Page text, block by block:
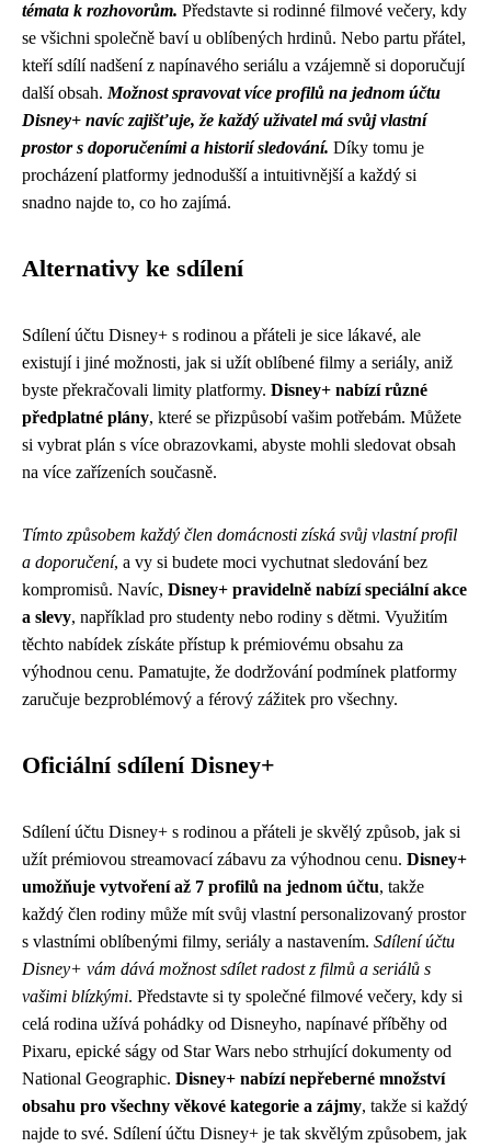
témata k rozhovorům. Představte si rodinné filmové večery, kdy
se všichni společně baví u oblíbených hrdinů. Nebo partu přátel,
kteří sdílí nadšení z napínavého seriálu a vzájemně si doporučují
další obsah. Možnost spravovat více profilů na jednom účtu
Disney+ navíc zajišťuje, že každý uživatel má svůj vlastní
prostor s doporučeními a historií sledování. Díky tomu je
procházení platformy jednodušší a intuitivnější a každý si
snadno najde to, co ho zajímá.
Alternativy ke sdílení
Sdílení účtu Disney+ s rodinou a přáteli je sice lákavé, ale
existují i jiné možnosti, jak si užít oblíbené filmy a seriály, aniž
byste překračovali limity platformy. Disney+ nabízí různé
předplatné plány, které se přizpůsobí vašim potřebám. Můžete
si vybrat plán s více obrazovkami, abyste mohli sledovat obsah
na více zařízeních současně.
Tímto způsobem každý člen domácnosti získá svůj vlastní profil
a doporučení, a vy si budete moci vychutnat sledování bez
kompromisů. Navíc, Disney+ pravidelně nabízí speciální akce
a slevy, například pro studenty nebo rodiny s dětmi. Využitím
těchto nabídek získáte přístup k prémiovému obsahu za
výhodnou cenu. Pamatujte, že dodržování podmínek platformy
zaručuje bezproblémový a férový zážitek pro všechny.
Oficiální sdílení Disney+
Sdílení účtu Disney+ s rodinou a přáteli je skvělý způsob, jak si
užít prémiovou streamovací zábavu za výhodnou cenu. Disney+
umožňuje vytvoření až 7 profilů na jednom účtu, takže
každý člen rodiny může mít svůj vlastní personalizovaný prostor
s vlastními oblíbenými filmy, seriály a nastavením. Sdílení účtu
Disney+ vám dává možnost sdílet radost z filmů a seriálů s
vašimi blízkými. Představte si ty společné filmové večery, kdy si
celá rodina užívá pohádky od Disneyho, napínavé příběhy od
Pixaru, epické ságy od Star Wars nebo strhující dokumenty od
National Geographic. Disney+ nabízí nepřeberné množství
obsahu pro všechny věkové kategorie a zájmy, takže si každý
najde to své. Sdílení účtu Disney+ je tak skvělým způsobem, jak